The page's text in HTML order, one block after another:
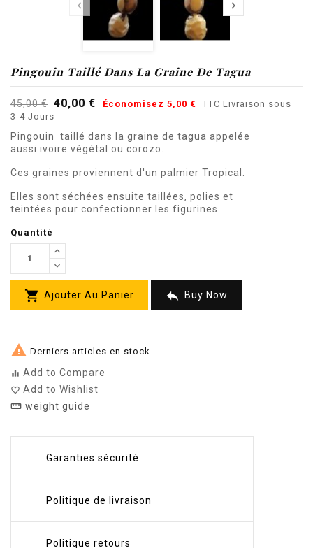
 
Pingouin Taillé Dans La Graine De Tagua
45,00 € 40,00 € Économisez 5,00 € TTC Livraison sous
3-4 Jours
Pingouin taillé dans la graine de tagua appelée
aussi ivoire végétal ou corozo.
Ces graines proviennent d'un palmier Tropical.
Elles sont séchées ensuite taillées, polies et
teintées pour confectionner les figurines
Quantité
 Ajouter Au Panier  Buy Now
 Derniers articles en stock
equalizer Add to Compare
favorite_border Add to Wishlist
straighten weight guide
Garanties sécurité
Politique de livraison
Politique retours